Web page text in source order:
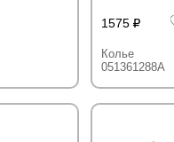
1575
Колье
051361288A